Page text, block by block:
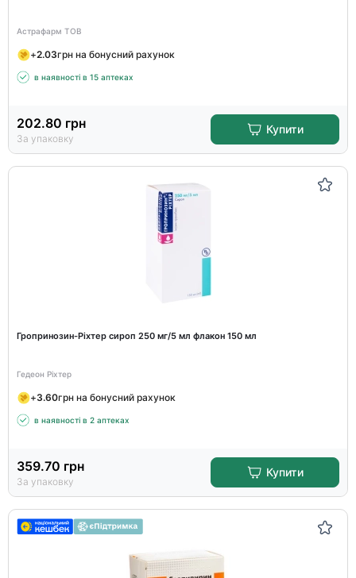
Астрафарм ТОВ
+2.03грн на бонусний рахунок
в наявності в 15 аптеках
202.80 грн
За упаковку
Купити
Гропринозин-Ріхтер сироп 250 мг/5 мл флакон 150 мл
Гедеон Ріхтер
+3.60грн на бонусний рахунок
в наявності в 2 аптеках
359.70 грн
За упаковку
Купити